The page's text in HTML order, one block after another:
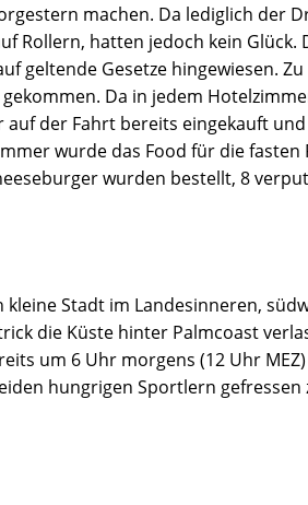
machen. Da lediglich der
Rollern, hatten jedoch kein Glück.
geltende Gesetze hingewiesen.
Da in jedem
der Fahrt bereits eingekauft und
wurde das Food für die fasten
wurden bestellt, 8
Stadt im Landesinneren,
die Küste hinter Palmcoast
um 6 Uhr morgens (12 Uhr
hungrigen Sportlern gefressen